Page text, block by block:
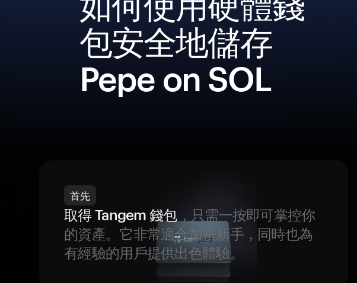
包安全地儲存
Pepe on SOL
首先
取得 Tangem 錢包，只需一按即可掌控你
的資產。它非常適合加密新手，同時也為
有經驗的用戶提供出色體驗。